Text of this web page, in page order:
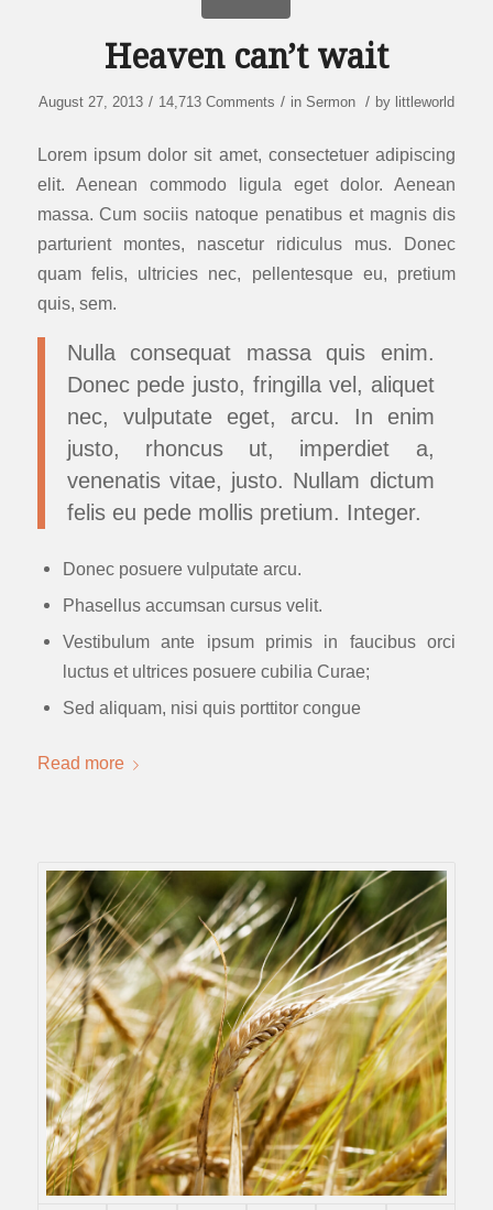
Heaven can’t wait
August 27, 2013 / 14,713 Comments / in Sermon / by littleworld
Lorem ipsum dolor sit amet, consectetuer adipiscing
elit. Aenean commodo ligula eget dolor. Aenean
massa. Cum sociis natoque penatibus et magnis dis
parturient montes, nascetur ridiculus mus. Donec
quam felis, ultricies nec, pellentesque eu, pretium
quis, sem.
Nulla consequat massa quis enim.
Donec pede justo, fringilla vel, aliquet
nec, vulputate eget, arcu. In enim
justo, rhoncus ut, imperdiet a,
venenatis vitae, justo. Nullam dictum
felis eu pede mollis pretium. Integer.
Donec posuere vulputate arcu.
Phasellus accumsan cursus velit.
Vestibulum ante ipsum primis in faucibus orci
luctus et ultrices posuere cubilia Curae;
Sed aliquam, nisi quis porttitor congue
Read more